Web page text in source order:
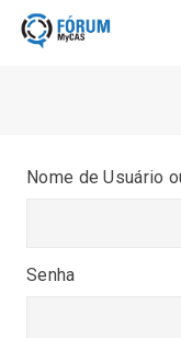
Nome de Usuário
Senha